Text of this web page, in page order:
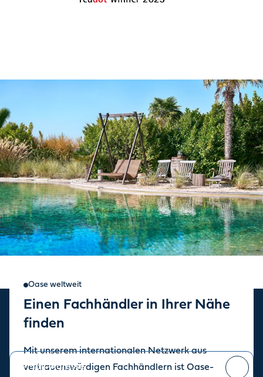
Oase weltweit
Einen Fachhändler in Ihrer Nähe
finden
Mit unserem internationalen Netzwerk aus
vertrauenswürdigen Fachhändlern ist Oase-
Oase Newsletter